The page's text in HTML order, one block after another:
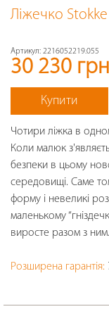
Ліжечко
Артикул: 2216052219.055
30 230 грн
Купити
Чотири ліжка в
Коли малюк
безпеки в цьому
середовищі. Саме
форму і невеликі
маленькому
виросте разом з ним.
Розширена гарантія: